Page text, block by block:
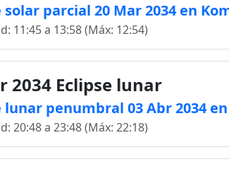
solar parcial 20 Mar 2034 en
11:45 a 13:58 (Máx: 12:54)
2034 Eclipse lunar
lunar penumbral 03 Abr 2034
20:48 a 23:48 (Máx: 22:18)